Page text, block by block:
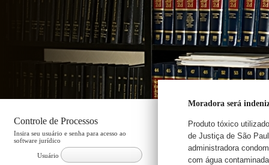
Controle de Processos
Insira seu usuário e senha para acesso ao
software jurídico
Usuário
Moradora será
Produto tóxico
de Justiça de São
administradora
com água